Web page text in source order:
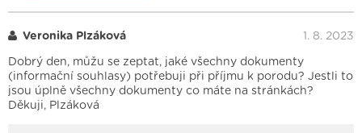
Veronika Plzáková 1. 8. 2023
Dobrý den, můžu se zeptat, jaké všechny dokumenty
(informační souhlasy) potřebuji při příjmu k porodu? Jestli to
jsou úplně všechny dokumenty co máte na stránkách?
Děkuji, Plzáková